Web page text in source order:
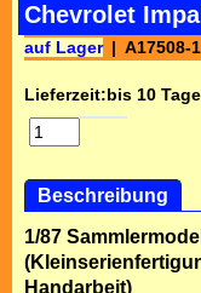
Chevrolet
auf Lager A17508-1
Lieferzeit:bis 10
Beschreibung
1/87 Sammlermodell
Handarbeit)